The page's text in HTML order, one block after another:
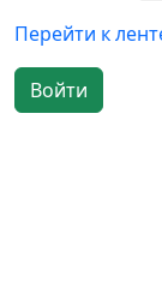
Перейти к
Войти